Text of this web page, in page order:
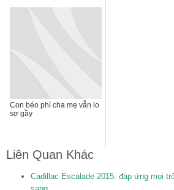
Con béo phì cha mẹ vẫn lo
sợ gầy
Liên Quan Khác
Cadillac Escalade 2015: đáp ứng mọi